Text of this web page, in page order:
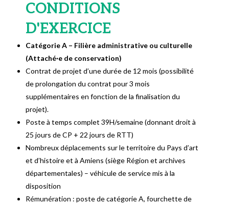
CONDITIONS
D'EXERCICE
Catégorie A – Filière administrative ou culturelle
(Attaché·e de conservation)
Contrat de projet d’une durée de 12 mois (possibilité
de prolongation du contrat pour 3 mois
supplémentaires en fonction de la finalisation du
projet).
Poste à temps complet 39H/semaine (donnant droit à
25 jours de CP + 22 jours de RTT)
Nombreux déplacements sur le territoire du Pays d’art
et d’histoire et à Amiens (siège Région et archives
départementales) – véhicule de service mis à la
disposition
Rémunération : poste de catégorie A, fourchette de